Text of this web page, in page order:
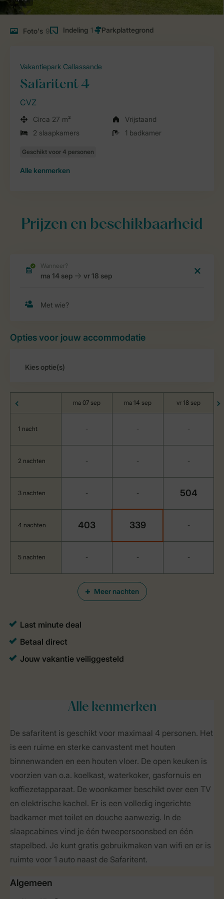
Foto's 9 Indeling 1
Vakantiepark Callassande
Safaritent 4
CVZ
Circa 27 m²
Vrijstaand
2 slaapkamers
1 badkamer
Alle kenmerken
Prijzen en beschikbaarheid
Opties voor jouw accommodatie
Meer nachten
ma 07 sep ma 14 sep vr 18 sep
1 nacht - - -
2 nachten - - -
3 nachten - - 504
4 nachten 403 339 -
5 nachten - - -
Alle kenmerken
De safaritent is geschikt voor maximaal 4 personen. Het
is een ruime en sterke canvastent met houten
binnenwanden en een houten vloer. De open keuken is
voorzien van o.a. koelkast, waterkoker, gasfornuis en
koffiezetapparaat. De woonkamer beschikt over een TV
en elektrische kachel. Er is een volledig ingerichte
badkamer met toilet en douche aanwezig. In de
slaapcabines vind je één tweepersoonsbed en één
stapelbed. Je kunt gratis gebruikmaken van wifi en er is
ruimte voor 1 auto naast de Safaritent.
Algemeen